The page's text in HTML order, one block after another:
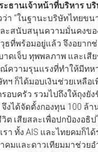
ธานเจ้าหน้าที่บริหาร บริ
ว่า “ในฐานะบริษัทไทยข
ะสนับสนุนความมั่นคงขอ
ธที่พร้อมอยู่แล้ว จึงอยาก
เจ็บ ทุพพลภาพ และเสีย
ณ์ความรุนแรงที่ทำให้มีทห
ฯ ก็ได้มอบเงินช่วยเหลือ
อบครัว รวมไปถึงให้ถุงยั
งได้จัดตั้งกองทุน 100 ล้า
ต เสียสละเพื่อปกป้องอธิ
า ทั้ง AIS และไทยคมก็ไ
คมและดาวเทียมมาช่วย